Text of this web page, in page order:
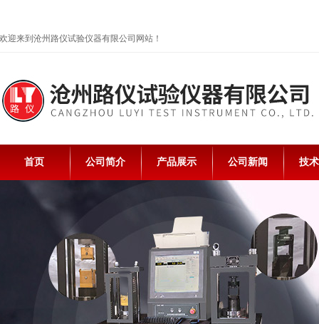
欢迎来到沧州路仪试验仪器有限公司网站！
首页 公司简介 产品展示 公司新闻 技